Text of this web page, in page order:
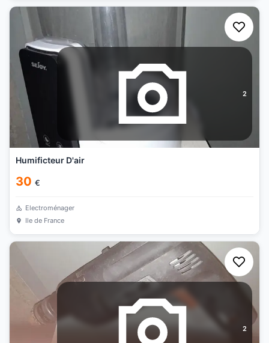
2
Humificteur D'air
30 €
Electroménager
Ile de France
2